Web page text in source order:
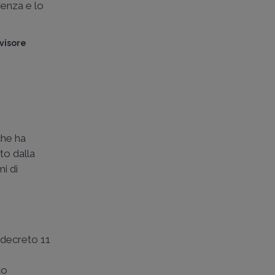
e lo
ha
dalla
di
11